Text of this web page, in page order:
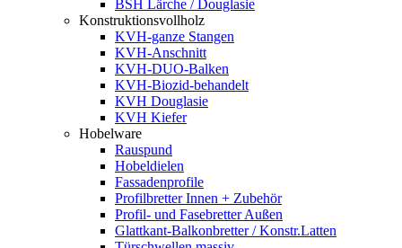
BSH Lärche / Douglasie
Konstruktionsvollholz
KVH-ganze Stangen
KVH-Anschnitt
KVH-DUO-Balken
KVH-Biozid-behandelt
KVH Douglasie
KVH Kiefer
Hobelware
Rauspund
Hobeldielen
Fassadenprofile
Profilbretter Innen + Zubehör
Profil- und Fasebretter Außen
Glattkant-Balkonbretter / Konstr.Latten